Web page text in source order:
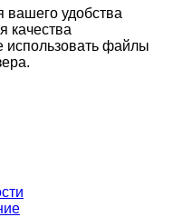
удобства
качества
использовать файлы